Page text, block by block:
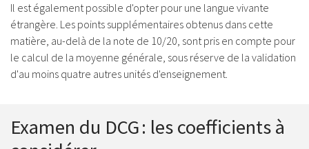
Il est également possible d'opter pour une langue vivante
étrangère. Les points supplémentaires obtenus dans cette
matière, au-delà de la note de 10/20, sont pris en compte pour
le calcul de la moyenne générale, sous réserve de la validation
d'au moins quatre autres unités d'enseignement.
Examen du DCG : les coefficients à